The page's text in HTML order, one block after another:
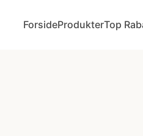
ForsideProdukterTop